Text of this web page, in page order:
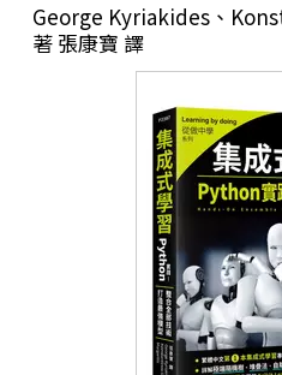
George Kyriakides、
著 張康寶 譯